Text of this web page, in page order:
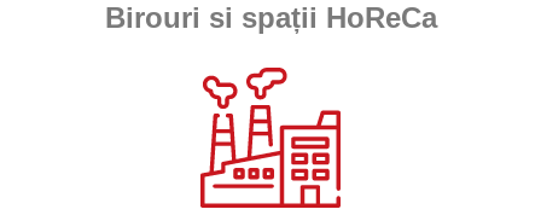
Birouri si spații HoReCa